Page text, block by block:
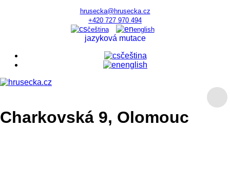
hrusecka@hrusecka.cz
+420 727 970 494
čeština
english
jazyková mutace
čeština
english
Charkovská 9, Olomouc